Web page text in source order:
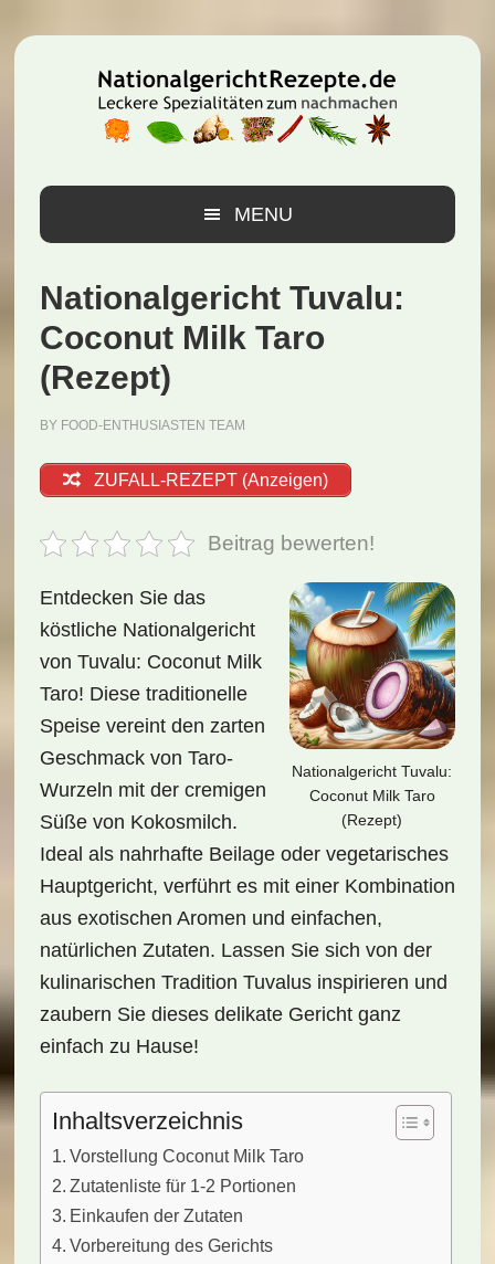
Hauptnavigation
Inhalt
Seitenspalte
MENU
Nationalgericht Tuvalu:
Coconut Milk Taro
(Rezept)
BY FOOD-ENTHUSIASTEN TEAM
ZUFALL-REZEPT (Anzeigen)
Beitrag bewerten!
Nationalgericht Tuvalu:
Coconut Milk Taro
(Rezept)
Entdecken Sie das
köstliche Nationalgericht
von Tuvalu: Coconut Milk
Taro! Diese traditionelle
Speise vereint den zarten
Geschmack von Taro-
Wurzeln mit der cremigen
Süße von Kokosmilch.
Ideal als nahrhafte Beilage oder vegetarisches
Hauptgericht, verführt es mit einer Kombination
aus exotischen Aromen und einfachen,
natürlichen Zutaten. Lassen Sie sich von der
kulinarischen Tradition Tuvalus inspirieren und
zaubern Sie dieses delikate Gericht ganz
einfach zu Hause!
Inhaltsverzeichnis
Vorstellung Coconut Milk Taro
Zutatenliste für 1-2 Portionen
Einkaufen der Zutaten
Vorbereitung des Gerichts